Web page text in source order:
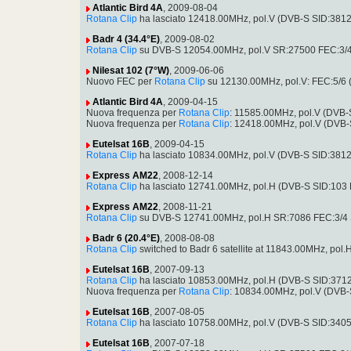
Atlantic Bird 4A, 2009-08-04
Rotana Clip ha lasciato 12418.00MHz, pol.V (DVB-S
Badr 4 (34.4°E), 2009-08-02
Rotana Clip su DVB-S 12054.00MHz, pol.V SR:27500
Nilesat 102 (7°W), 2009-06-06
Nuovo FEC per Rotana Clip su 12130.00MHz, pol.V: FEC:5/
Atlantic Bird 4A, 2009-04-15
Nuova frequenza per Rotana Clip: 11585.00MHz, pol.V
Nuova frequenza per Rotana Clip: 12418.00MHz, pol.V
Eutelsat 16B, 2009-04-15
Rotana Clip ha lasciato 10834.00MHz, pol.V (DVB-S
Express AM22, 2008-12-14
Rotana Clip ha lasciato 12741.00MHz, pol.H (DVB-S SID:103
Express AM22, 2008-11-21
Rotana Clip su DVB-S 12741.00MHz, pol.H SR:7086 FEC:3/
Badr 6 (20.4°E), 2008-08-08
Rotana Clip switched to Badr 6 satellite at 11843.00MHz,
Eutelsat 16B, 2007-09-13
Rotana Clip ha lasciato 10853.00MHz, pol.H (DVB-S
Nuova frequenza per Rotana Clip: 10834.00MHz, pol.V
Eutelsat 16B, 2007-08-05
Rotana Clip ha lasciato 10758.00MHz, pol.V (DVB-S
Eutelsat 16B, 2007-07-18